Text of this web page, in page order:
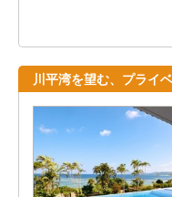
川平湾を望む、プライ